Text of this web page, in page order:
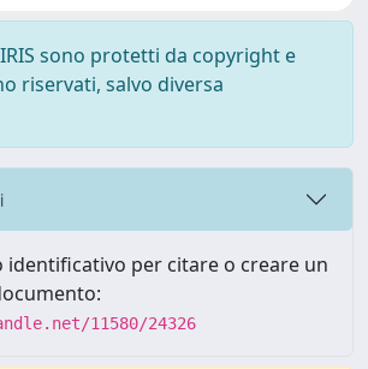
sono protetti da copyright e
riservati, salvo diversa
identificativo per citare o creare un
11580/24326